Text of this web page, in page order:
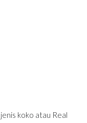
koko atau Real